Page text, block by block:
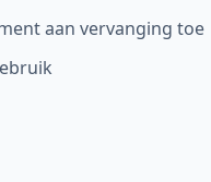
aan vervanging toe